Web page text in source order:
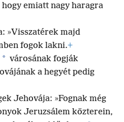
emiatt nagy haragra
»Visszatérek majd
fogok lakni.+
* városának fogják
a hegyét pedig
Jehovája: »Fognak még
Jeruzsálem közterein,